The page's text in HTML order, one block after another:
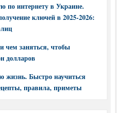
по интернету в Украине.
ключей в 2025-2026:
чем заняться, чтобы
долларов
жизнь. Быстро научиться
правила, приметы